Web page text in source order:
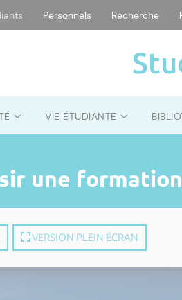
Personnels Recherche
VIE ÉTUDIANTE
une
VERSION PLEIN ÉCRAN